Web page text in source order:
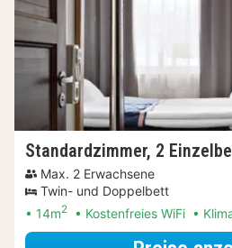
Standardzimmer, 2
Max. 2 Erwachsene
Twin- und Doppelbett
14m2 Kostenfreies WiFi